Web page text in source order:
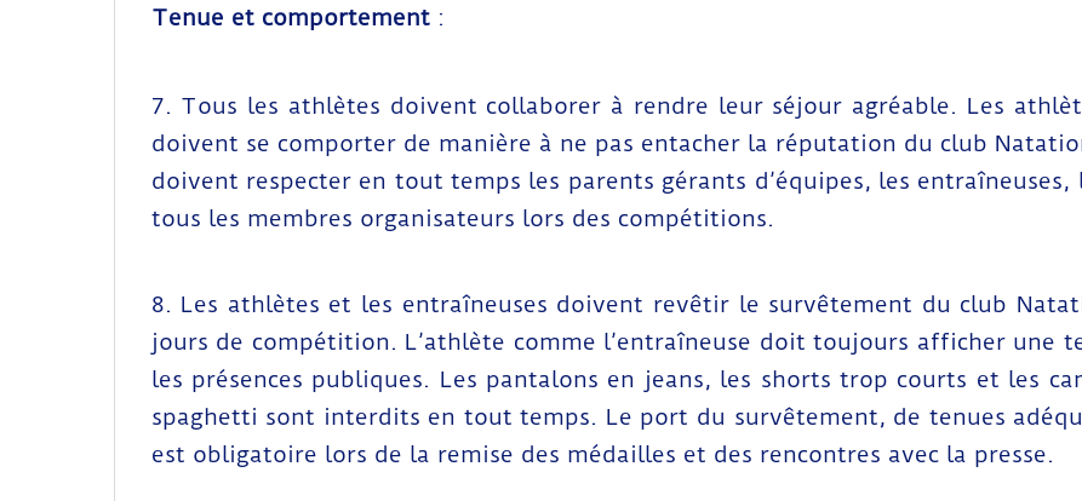
Tenue et comportement:
7. Tous les athlètes doivent collaborer à rendre leur séjour agréable. Les
doivent se comporter de manière à ne pas entacher la réputation du club
doivent respecter en tout temps les parents gérants d’équipes, les
tous les membres organisateurs lors des compétitions.
8. Les athlètes et les entraîneuses doivent revêtir le survêtement du club
jours de compétition. L’athlète comme l’entraîneuse doit toujours afficher une
les présences publiques. Les pantalons en jeans, les shorts trop courts et les
spaghetti sont interdits en tout temps. Le port du survêtement, de tenues
est obligatoire lors de la remise des médailles et des rencontres avec la presse.